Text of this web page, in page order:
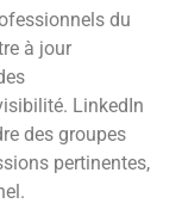
du
à jour
LinkedIn
des groupes
pertinentes,